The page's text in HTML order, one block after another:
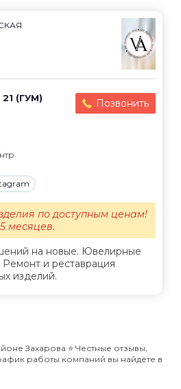
(ГУМ)
Позвонить
на новые. Ювелирные
и реставрация
изделий.
по доступным ценам!
месяцев.
Захарова ⭐️ Честные отзывы,
работы компаний вы найдёте в